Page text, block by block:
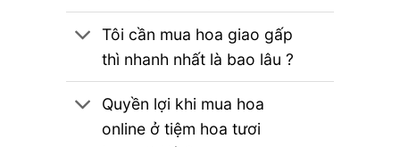
Tôi cần mua hoa giao gấp
thì nhanh nhất là bao lâu ?
Quyền lợi khi mua hoa
online ở tiệm hoa tươi